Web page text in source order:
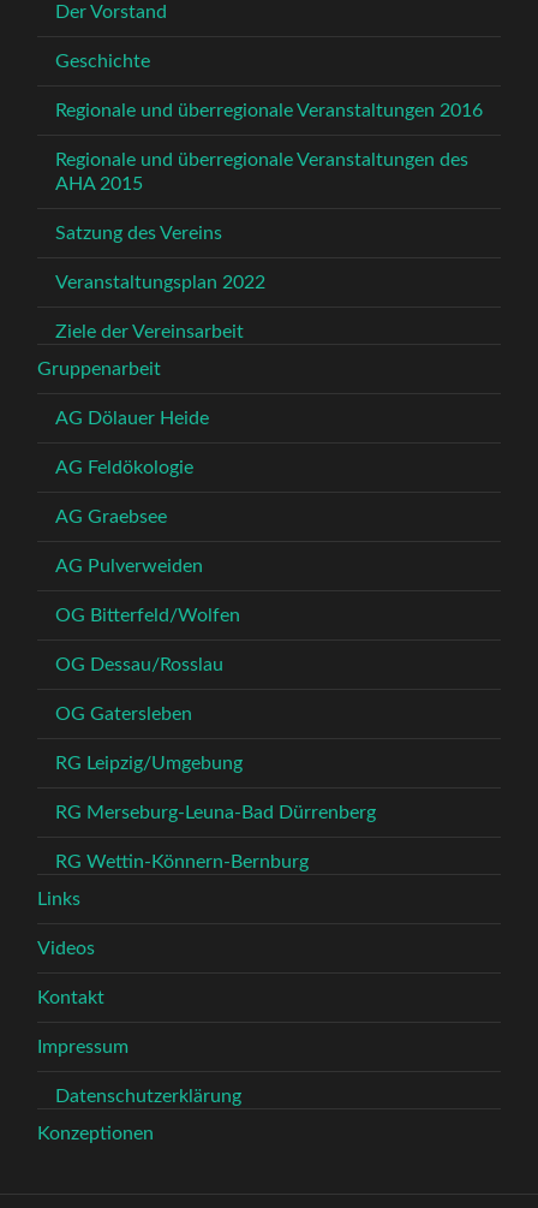
Der Vorstand
Geschichte
Regionale und überregionale Veranstaltungen 2016
Regionale und überregionale Veranstaltungen des
AHA 2015
Satzung des Vereins
Veranstaltungsplan 2022
Ziele der Vereinsarbeit
Gruppenarbeit
AG Dölauer Heide
AG Feldökologie
AG Graebsee
AG Pulverweiden
OG Bitterfeld/Wolfen
OG Dessau/Rosslau
OG Gatersleben
RG Leipzig/Umgebung
RG Merseburg-Leuna-Bad Dürrenberg
RG Wettin-Könnern-Bernburg
Links
Videos
Kontakt
Impressum
Datenschutzerklärung
Konzeptionen